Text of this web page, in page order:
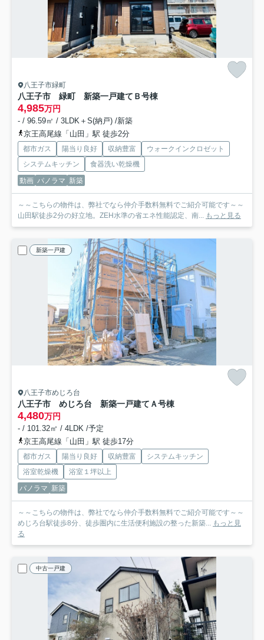
八王子市緑町
八王子市 緑町 新築一戸建て Ｂ号棟
4,985万円
- / 96.59㎡ / 3LDK＋S(納戸) /新築
京王高尾線「山田」駅 徒歩2分
都市ガス 陽当り良好 収納豊富
ウォークインクロゼット
システムキッチン
食器洗い乾燥機
動画 パノラマ 新築
～～こちらの物件は、弊社でなら仲介手数料無料でご紹介可能です～～
山田駅徒歩2分の好立地。ZEH水準の省エネ性能認定、南... もっと見る
新築一戸建
八王子市めじろ台
八王子市 めじろ台 新築一戸建て Ａ号棟
4,480万円
- / 101.32㎡ / 4LDK /予定
京王高尾線「山田」駅 徒歩17分
都市ガス 陽当り良好 収納豊富
システムキッチン
浴室乾燥機
浴室１坪以上
パノラマ 新築
～～こちらの物件は、弊社でなら仲介手数料無料でご紹介可能です～～
めじろ台駅徒歩8分、徒歩圏内に生活便利施設の整った新築... もっと見
る
中古一戸建